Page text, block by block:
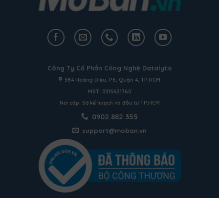
Công Ty Cổ Phần Công Nghệ Datalytis
384 Hoàng Diệu, P6, Quận 4, TP.HCM
MST: 0315631760
Nơi cấp: Sở kế hoạch và đầu tư TP.HCM
0902.882.355
support@moban.vn